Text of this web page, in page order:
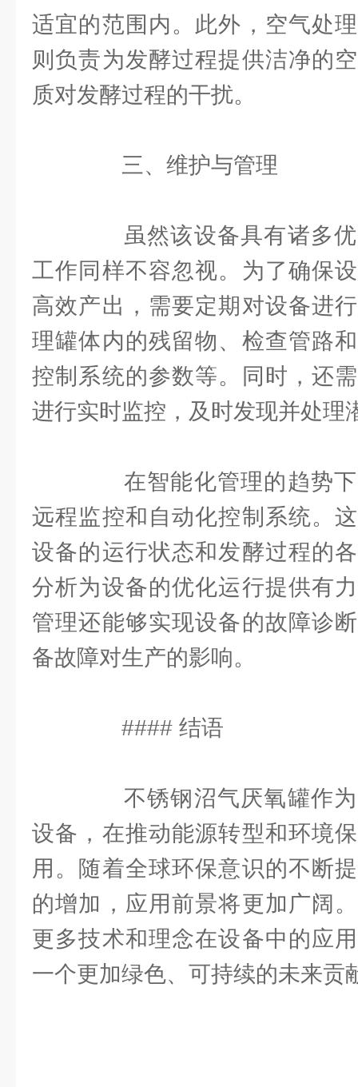
适宜的范围内。此外，空气处
则负责为发酵过程提供洁净的
质对发酵过程的干扰。
三、维护与管理
虽然该设备具有诸多优
工作同样不容忽视。为了确保
高效产出，需要定期对设备进
理罐体内的残留物、检查管路
控制系统的参数等。同时，还
进行实时监控，及时发现并处理
在智能化管理的趋势下
远程监控和自动化控制系统。
设备的运行状态和发酵过程的
分析为设备的优化运行提供有
管理还能够实现设备的故障诊
备故障对生产的影响。
#### 结语
不锈钢沼气厌氧罐作为
设备，在推动能源转型和环境
用。随着全球环保意识的不断
的增加，应用前景将更加广阔
更多技术和理念在设备中的应
一个更加绿色、可持续的未来贡